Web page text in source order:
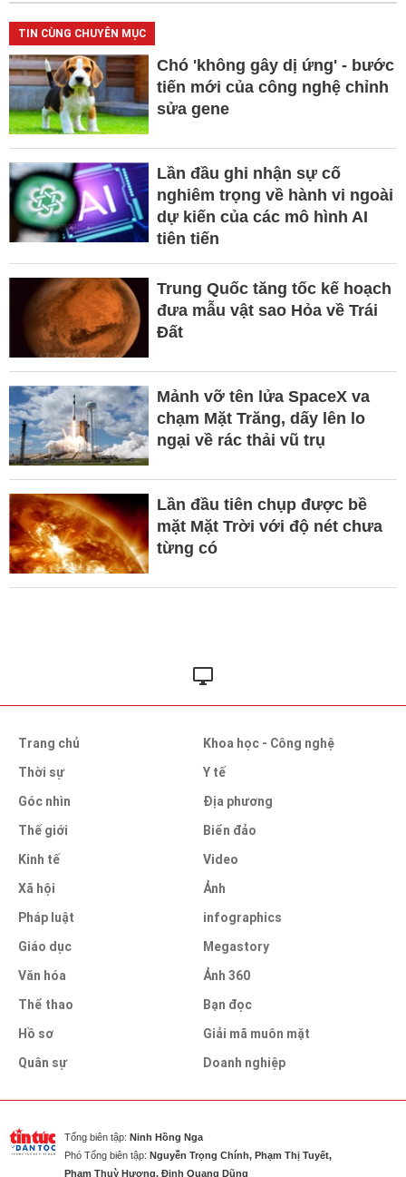
TIN CÙNG CHUYÊN MỤC
Chó 'không gây dị ứng' - bước
tiến mới của công nghệ chỉnh
sửa gene
Lần đầu ghi nhận sự cố
nghiêm trọng về hành vi ngoài
dự kiến của các mô hình AI
tiên tiến
Trung Quốc tăng tốc kế hoạch
đưa mẫu vật sao Hỏa về Trái
Đất
Mảnh vỡ tên lửa SpaceX va
chạm Mặt Trăng, dấy lên lo
ngại về rác thải vũ trụ
Lần đầu tiên chụp được bề
mặt Mặt Trời với độ nét chưa
từng có
Trang chủ
Thời sự
Góc nhìn
Thế giới
Kinh tế
Xã hội
Pháp luật
Giáo dục
Văn hóa
Thể thao
Hồ sơ
Quân sự
Khoa học - Công nghệ
Y tế
Địa phương
Biển đảo
Video
Ảnh
infographics
Megastory
Ảnh 360
Bạn đọc
Giải mã muôn mặt
Doanh nghiệp
Tổng biên tập: Ninh Hồng Nga
Phó Tổng biên tập: Nguyễn Trọng Chính, Phạm Thị Tuyết,
Phạm Thuỳ Hương, Đinh Quang Dũng